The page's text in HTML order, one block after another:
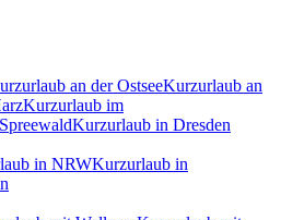
an der OstseeKurzurlaub an
Kurzurlaub im
Kurzurlaub in Dresden
in NRWKurzurlaub in